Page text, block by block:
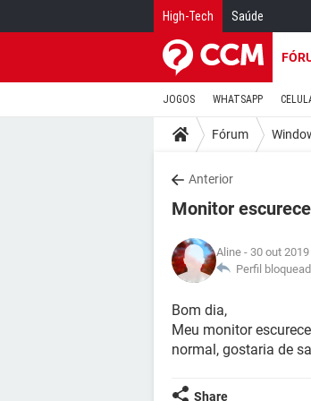
High-Tech Saúde
JOGOS WHATSAPP
Fórum
Anterior
Monitor
Aline - 30 out
Perfil
Bom dia,
Meu monitor
normal, gostaria de
Share